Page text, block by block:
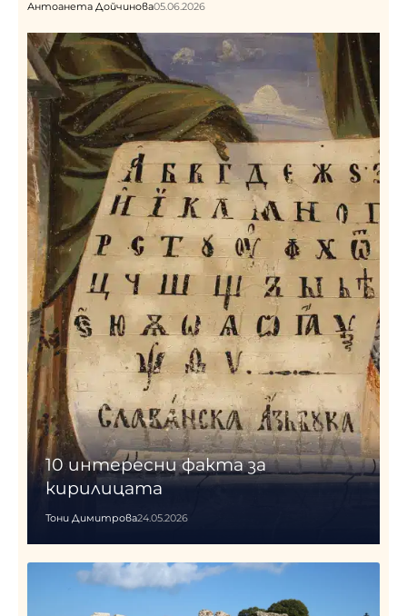
Антоанета Дойчинова05.06.2026
10 интересни факта за
кирилицата
Тони Димитрова24.05.2026